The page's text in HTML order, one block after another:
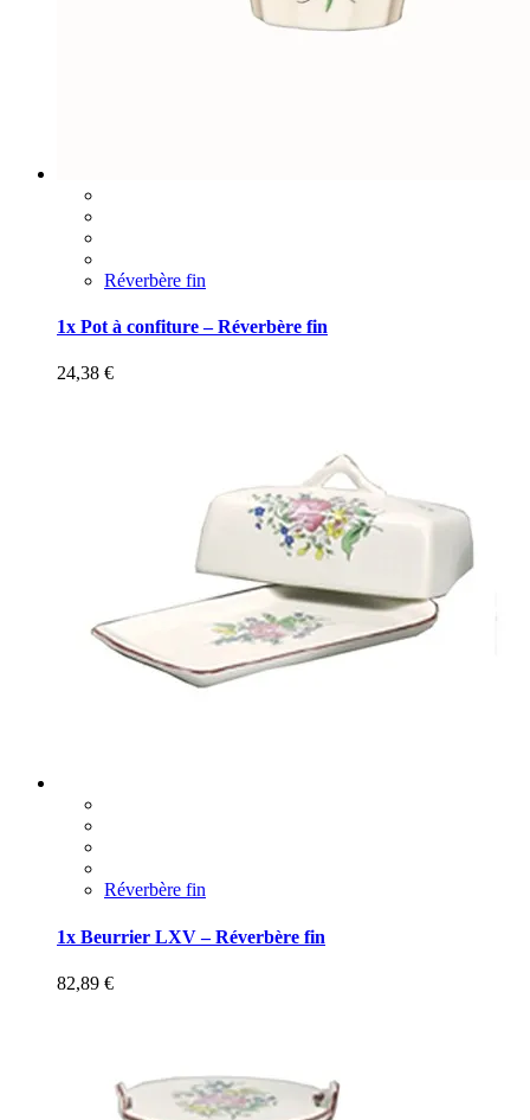
Réverbère fin
1x Pot à confiture – Réverbère fin
24,38 €
Réverbère fin
1x Beurrier LXV – Réverbère fin
82,89 €